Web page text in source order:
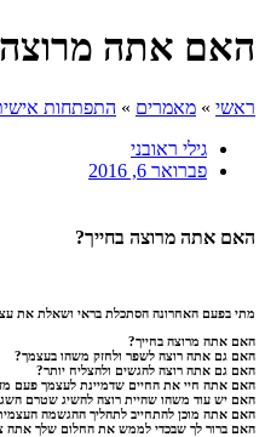
האם אתה מרוצה
ראשי » מאמרים » התפתחות
גילי ראובני
פברואר 6, 2016
האם אתה מרוצה בחייך?
מתי בפעם האחרונה הסתכלת בראי ושאלת את
האם אתה מרוצה בחייך?
האם גם אתה רוצה לשפר ולחזק משהו בעצמך?
האם גם אתה רוצה להגשים ולהצליח יותר?
האם אתה חיי את החיים שדמיינת לעצמך פעם
האם יש עוד משהו שהיית רוצה להשיג שטרם
האם אתה מוכן להתחייב לתהליך ההגשמה
האם ברור לך שבכדי לממש את החלום שלך אתה